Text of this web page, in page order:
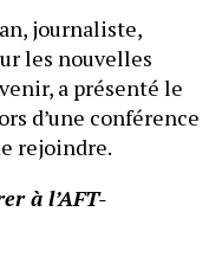
journaliste,
les nouvelles
a présenté le
d’une conférence
rejoindre.
à l’AFT-